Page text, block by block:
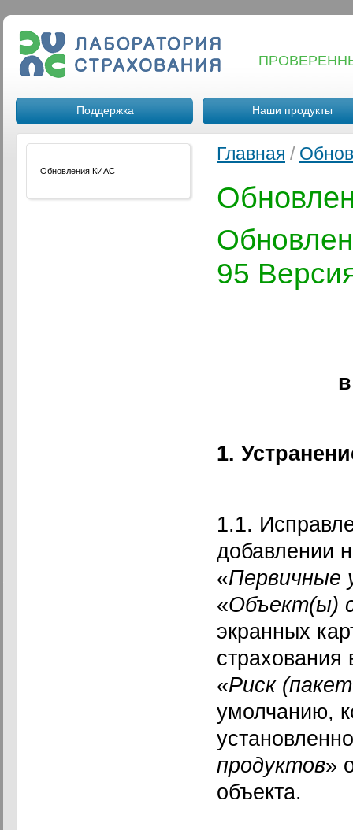
Поддержка Наши продукты
Обновления КИАС
Главная /
95
1.
1.1.
добавлении
«Первичные
«Объект(ы)
экранных
страхования
«Риск
умолчанию,
продуктов»
объекта.